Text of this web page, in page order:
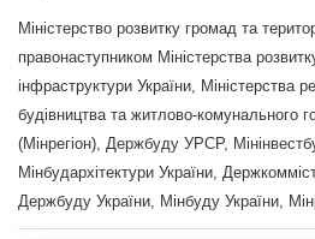
Міністерство розвитку громад та
правонаступником Міністерства
інфраструктури України, Міністерства
будівництва та житлово-комунального
(Мінрегіон), Держбуду УРСР,
Мінбудархітектури України,
Держбуду України, Мінбуду України,